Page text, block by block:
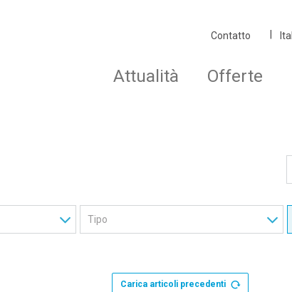
Contatto
Attualità Offerte
Carica articoli precedenti